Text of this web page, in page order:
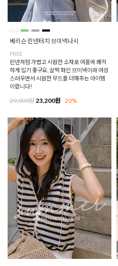
베리슨 린넨터치 브이넥나시
FREE
린넨처럼 가볍고 시원한 소재로 여름에 쾌적
하게 입기 좋구요, 살짝 파인 브이넥이라 여성
스러우면서 시원한 무드를 더해주는 아이템
이랍니다!
29,000원 23,200원 20%